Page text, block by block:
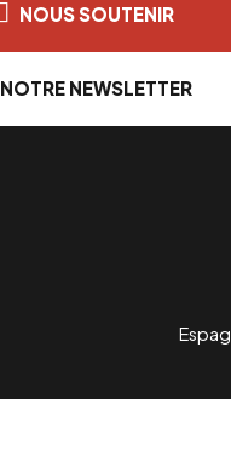
NOUS SOUTENIR
NOTRE NEWSLETTER